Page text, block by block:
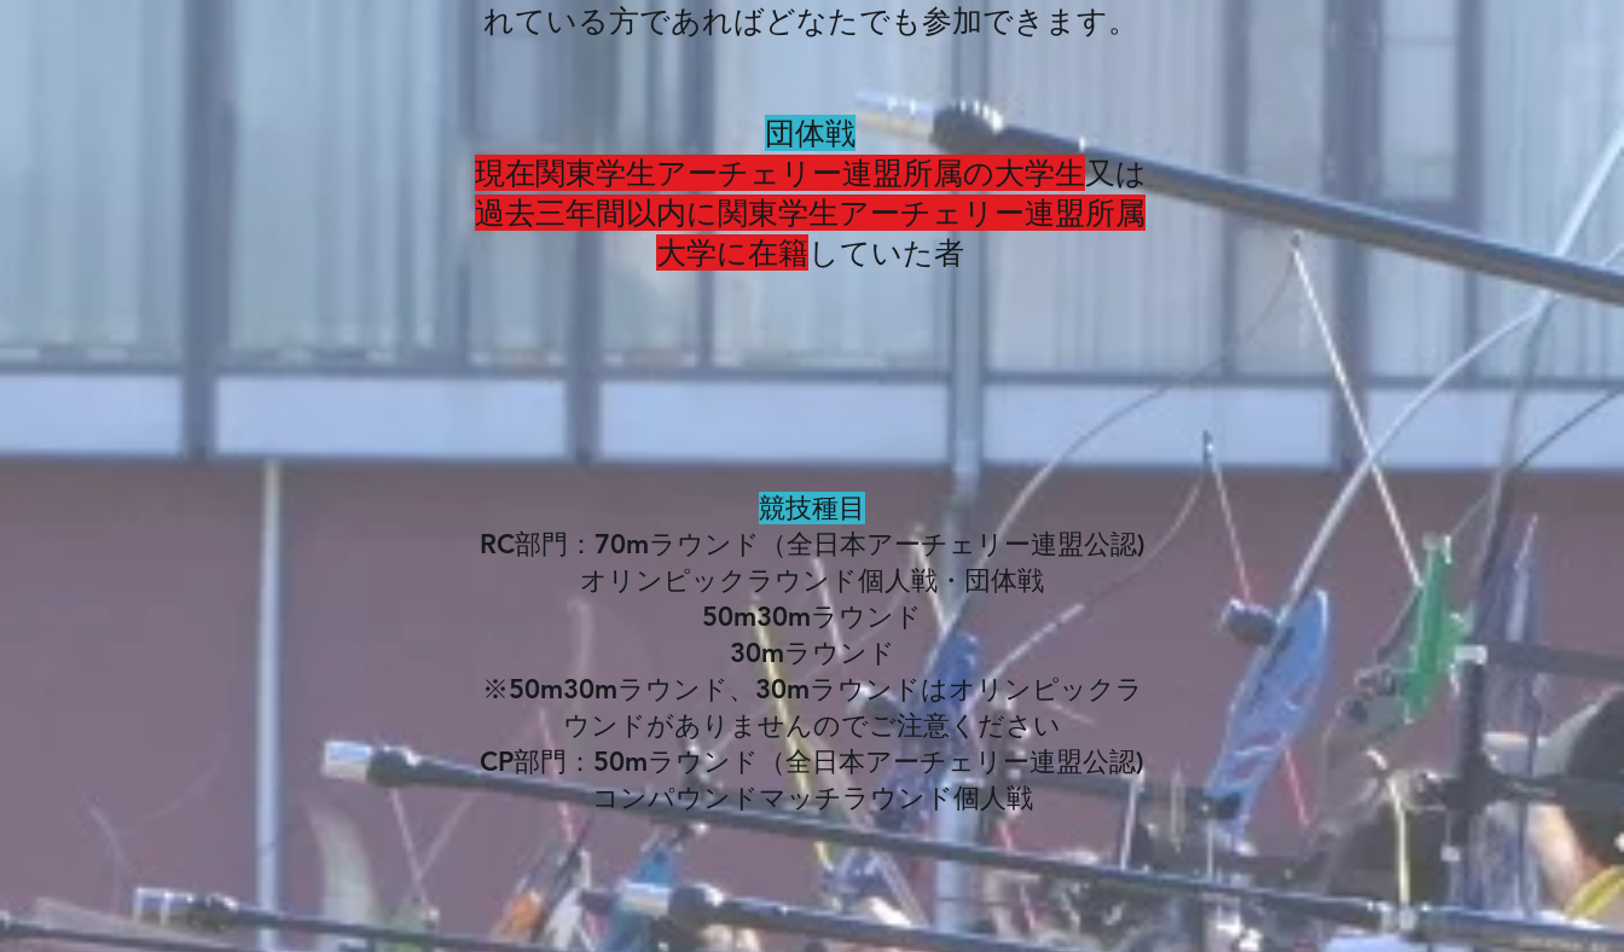
れている方であればどなたでも参加できます。
団体戦
現在関東学生アーチェリー連盟所属の大学生又は
過去三年間以内に関東学生アーチェリー連盟所属
大学に在籍 していた者
​競技種目
RC部門：70mラウンド（全日本アーチェリー連盟公認)
オリンピックラウンド個人戦・団体戦
​50m30mラウンド
30mラウンド
​※50m30mラウンド、30mラウンドはオリンピックラ
ウンドがありませんのでご注意ください
​CP部門：​50mラウンド（全日本アーチェリー連盟公認)
コンパウンドマッチラウンド個人戦